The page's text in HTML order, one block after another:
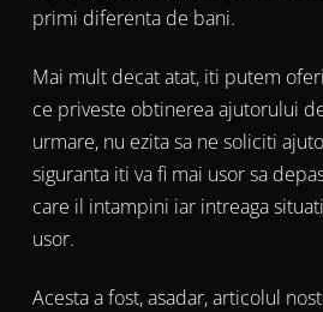
primi diferenta de bani.
Mai mult decat atat, iti putem
ce priveste obtinerea ajutorului
urmare, nu ezita sa ne soliciti
siguranta iti va fi mai usor sa
care il intampini iar intreaga
usor.
Acesta a fost, asadar, articolul